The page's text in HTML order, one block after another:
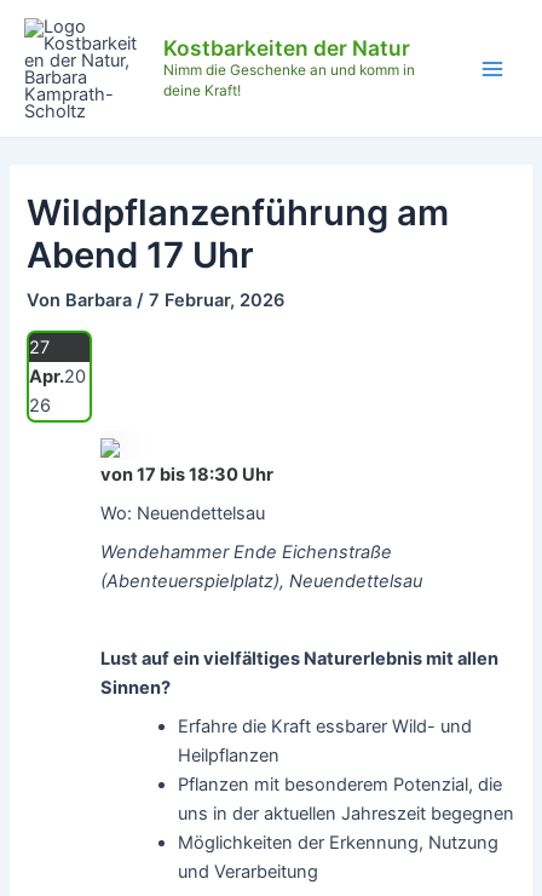
Zum
Inhalt
springen
Kostbarkeiten der Natur
Nimm die Geschenke an und komm in
deine Kraft!
Wildpflanzenführung am
Abend 17 Uhr
Von Barbara/7 Februar, 2026
27
Apr.20
26
von 17 bis 18:30 Uhr
Wo: Neuendettelsau
Wendehammer Ende Eichenstraße
(Abenteuerspielplatz), Neuendettelsau
Lust auf ein vielfältiges Naturerlebnis mit allen
Sinnen?
Erfahre die Kraft essbarer Wild- und
Heilpflanzen
Pflanzen mit besonderem Potenzial, die
uns in der aktuellen Jahreszeit begegnen
Möglichkeiten der Erkennung, Nutzung
und Verarbeitung
Beitragsnavigation